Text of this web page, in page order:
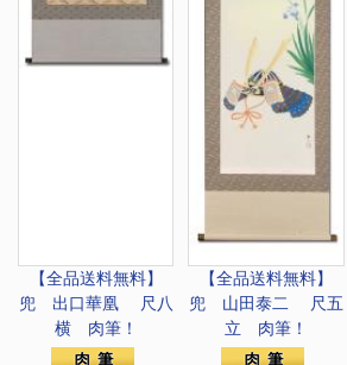
【全品送料無料】
兜 出口華凰 尺八
横 肉筆！
【全品送料無料】
兜 山田泰二 尺五
立 肉筆！